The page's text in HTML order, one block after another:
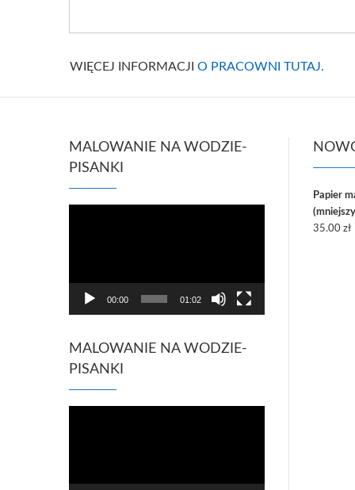
WIĘCEJ INFORMACJI O PRACOWNI TUTAJ.
MALOWANIE NA WODZIE-
PISANKI
00:00 01:02
MALOWANIE NA WODZIE-
PISANKI
Papier
35.00 zł